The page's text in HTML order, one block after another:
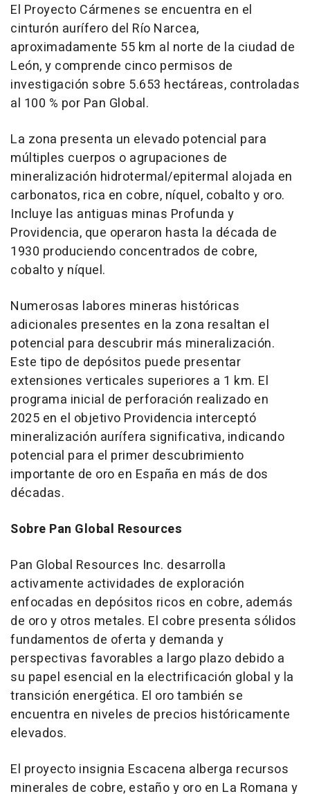
El Proyecto Cármenes se encuentra en el
cinturón aurífero del Río Narcea,
aproximadamente 55 km al norte de la ciudad de
León, y comprende cinco permisos de
investigación sobre 5.653 hectáreas, controladas
al 100 % por Pan Global.
La zona presenta un elevado potencial para
múltiples cuerpos o agrupaciones de
mineralización hidrotermal/epitermal alojada en
carbonatos, rica en cobre, níquel, cobalto y oro.
Incluye las antiguas minas Profunda y
Providencia, que operaron hasta la década de
1930 produciendo concentrados de cobre,
cobalto y níquel.
Numerosas labores mineras históricas
adicionales presentes en la zona resaltan el
potencial para descubrir más mineralización.
Este tipo de depósitos puede presentar
extensiones verticales superiores a 1 km. El
programa inicial de perforación realizado en
2025 en el objetivo Providencia interceptó
mineralización aurífera significativa, indicando
potencial para el primer descubrimiento
importante de oro en España en más de dos
décadas.
Sobre Pan Global Resources
Pan Global Resources Inc. desarrolla
activamente actividades de exploración
enfocadas en depósitos ricos en cobre, además
de oro y otros metales. El cobre presenta sólidos
fundamentos de oferta y demanda y
perspectivas favorables a largo plazo debido a
su papel esencial en la electrificación global y la
transición energética. El oro también se
encuentra en niveles de precios históricamente
elevados.
El proyecto insignia Escacena alberga recursos
minerales de cobre, estaño y oro en La Romana y